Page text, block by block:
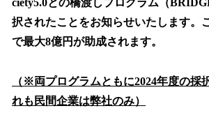
択されたことをお知らせいたします。
で最大8億円が助成されます。
（※両プログラムともに2024年度の採
れも民間企業は弊社のみ）